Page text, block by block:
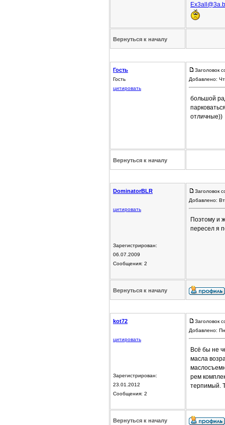
Вернуться к началу
Гость
Гость
цитировать
Заголовок
Добавлено:
большой
отличные))
Вернуться к началу
DominatorBLR
цитировать
Зарегистрирован:
06.07.2009
Сообщения: 2
Заголовок
Добавлено:
Поэтому и
пересел я
Вернуться к началу
kot72
цитировать
Зарегистрирован:
23.01.2012
Сообщения: 2
Заголовок
Добавлено:
Всё бы не
масла
рем
терпимый.
Вернуться к началу